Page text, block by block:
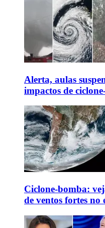
Alerta, aulas
impactos de
Ciclone-bomba:
de ventos fortes no